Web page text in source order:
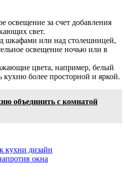
освещение за счет добавления
свет.
шкафами или над столешницей,
освещение ночью или в
цвета, например, белый
более просторной и яркой.
объединить с комнатой
кухни дизайн
окна